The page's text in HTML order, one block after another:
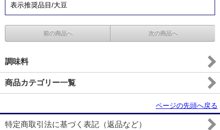
表示推奨品目/大豆
前の商品へ 次の商品へ
調味料
商品カテゴリー一覧
ページの先頭へ戻る
特定商取引法に基づく表記（返品など）